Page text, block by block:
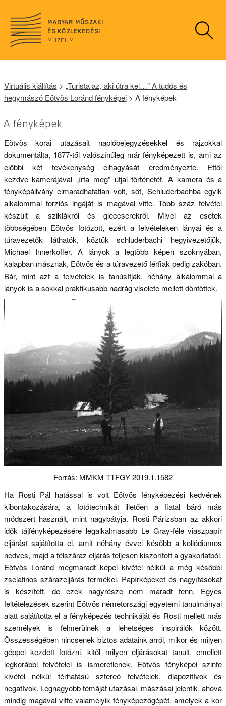
a
MAGYAR MŰSZAKI
ÉS KÖZLEKEDÉSI
MÚZEUM
Virtuális kiállítás > „Turista az, aki útra kel…” A tudós és
hegymászó Eötvös Loránd fényképei> A fényképek
A fényképek
Eötvös korai utazásait naplóbejegyzésekkel és rajzokkal
dokumentálta, 1877-től valószínűleg már fényképezett is, ami az
előbbi két tevékenység elhagyását eredményezte. Ettől
kezdve kamerájával „írta meg” útjai történetét. A kamera és a
fényképállvány elmaradhatatlan volt, sőt, Schluderbachba egyik
alkalommal torziós ingáját is magával vitte. Több száz felvétel
készült a sziklákról és gleccserekről. Mivel az esetek
többségében Eötvös fotózott, ezért a felvételeken lányai és a
túravezetők láthatók, köztük schluderbachi hegyivezetőjük,
Michael Innerkofler. A lányok a legtöbb képen szoknyában,
kalapban másznak, Eötvös és a túravezető férfiak pedig zakóban.
Bár, mint azt a felvételek is tanúsítják, néhány alkalommal a
lányok is a sokkal praktikusabb nadrág viselete mellett döntöttek.
Forrás: MMKM TTFGY 2019.1.1582
Ha Rosti Pál hatással is volt Eötvös fényképezési kedvének
kibontakozására, a fotótechnikát illetően a fiatal báró más
módszert használt, mint nagybátyja. Rosti Párizsban az akkori
idők tájfényképezésére legalkalmasabb Le Gray-féle viaszpapír
eljárást sajátította el, amit néhány évvel később a kollódiumos
nedves, majd a félszáraz eljárás teljesen kiszorított a gyakorlatból.
Eötvös Loránd megmaradt képei kivétel nélkül a még későbbi
zselatinos szárazeljárás termékei. Papírképeket és nagyításokat
is készített, de ezek nagyrésze nem maradt fenn. Egyes
feltételezések szerint Eötvös németországi egyetemi tanulmányai
alatt sajátította el a fényképezés technikáját és Rosti mellett más
személyek is felmerülnek a lehetséges inspirálók között.
Összességében nincsenek biztos adataink arról, mikor és milyen
géppel kezdett fotózni, kitől milyen eljárásokat tanult, emellett
legkorábbi felvételei is ismeretlenek. Eötvös fényképei szinte
kivétel nélkül térhatású sztereó felvételek, diapozitívok és
negatívok. Legnagyobb témáját utazásai, mászásai jelentik, ahová
mindig magával vitte valamelyik fényképezőgépét, amelyek a kor